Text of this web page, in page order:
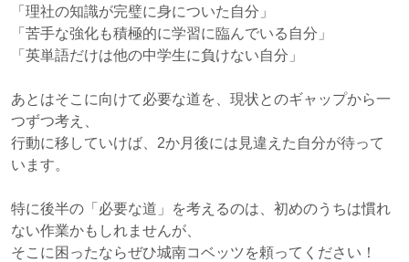
「理社の知識が完璧に身についた自分」
「苦手な強化も積極的に学習に臨んでいる自分」
「英単語だけは他の中学生に負けない自分」
あとはそこに向けて必要な道を、現状とのギャップから一
つずつ考え、
行動に移していけば、2か月後には見違えた自分が待って
います。
特に後半の「必要な道」を考えるのは、初めのうちは慣れ
ない作業かもしれませんが、
そこに困ったならぜひ城南コベッツを頼ってください！